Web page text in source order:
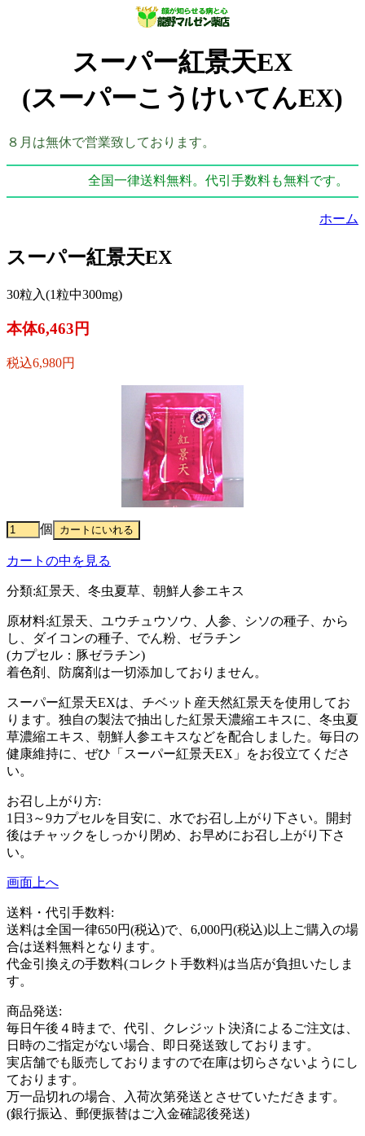
スーパー紅景天EX
(スーパーこうけいてんEX)
８月は無休で営業致しております。
全国一律送料無料。代引手数料も無料です。
ホーム
スーパー紅景天EX
30粒入(1粒中300mg)
本体6,463円
税込6,980円
個
カートの中を見る
分類:紅景天、冬虫夏草、朝鮮人参エキス
原材料:紅景天、ユウチュウソウ、人参、シソの種子、から
し、ダイコンの種子、でん粉、ゼラチン
(カプセル：豚ゼラチン)
着色剤、防腐剤は一切添加しておりません。
スーパー紅景天EXは、チベット産天然紅景天を使用してお
ります。独自の製法で抽出した紅景天濃縮エキスに、冬虫夏
草濃縮エキス、朝鮮人参エキスなどを配合しました。毎日の
健康維持に、ぜひ「スーパー紅景天EX」をお役立てくださ
い。
お召し上がり方:
1日3～9カプセルを目安に、水でお召し上がり下さい。開封
後はチャックをしっかり閉め、お早めにお召し上がり下さ
い。
画面上へ
送料・代引手数料:
送料は全国一律650円(税込)で、6,000円(税込)以上ご購入の場
合は送料無料となります。
代金引換えの手数料(コレクト手数料)は当店が負担いたしま
す。
商品発送:
毎日午後４時まで、代引、クレジット決済によるご注文は、
日時のご指定がない場合、即日発送致しております。
実店舗でも販売しておりますので在庫は切らさないようにし
ております。
万一品切れの場合、入荷次第発送とさせていただきます。
(銀行振込、郵便振替はご入金確認後発送)